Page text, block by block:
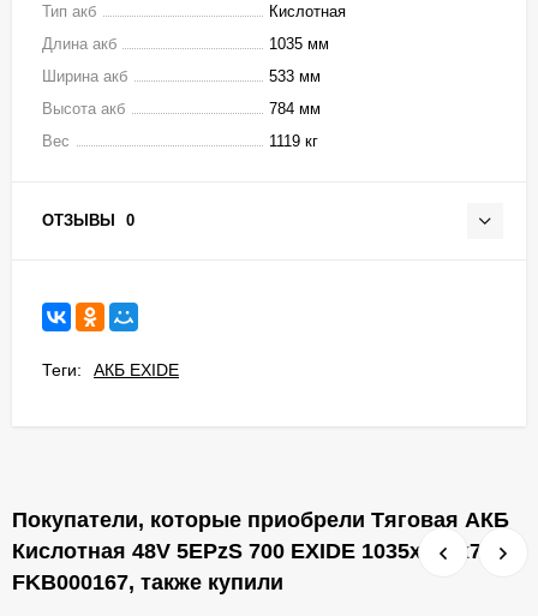
Тип акб
Кислотная
Длина акб
1035 мм
Ширина акб
533 мм
Высота акб
784 мм
Вес
1119 кг
ОТЗЫВЫ 0
Теги: АКБ EXIDE
Покупатели, которые приобрели Тяговая АКБ
Кислотная 48V 5EPzS 700 EXIDE 1035х533х784
FKB000167, также купили